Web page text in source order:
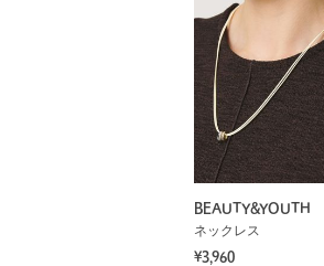
BEAUTY&YOUTH
ネックレス
¥3,960